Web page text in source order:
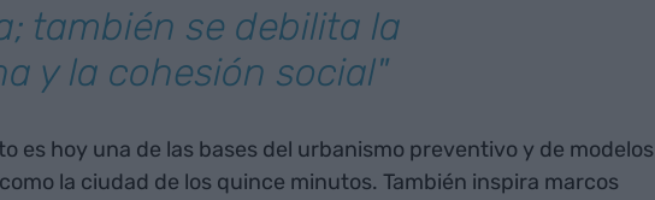
también se debilita la
y la cohesión social"
es hoy una de las bases del urbanismo preventivo y de modelos
la ciudad de los quince minutos. También inspira marcos